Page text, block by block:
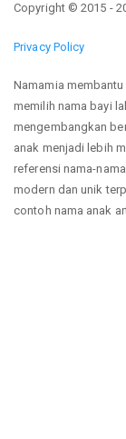
Copyright © 2015 -
Privacy Policy
Namamia
memilih nama bayi
mengembangkan
anak menjadi lebih
referensi nama-
modern dan unik
contoh nama anak